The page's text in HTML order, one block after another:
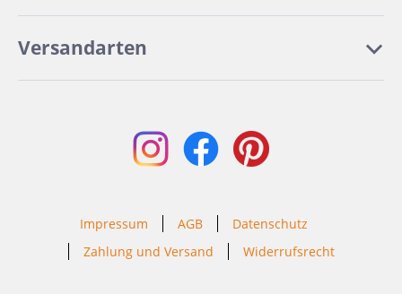
Versandarten
Impressum AGB
Datenschutz
Zahlung und Versand
Widerrufsrecht